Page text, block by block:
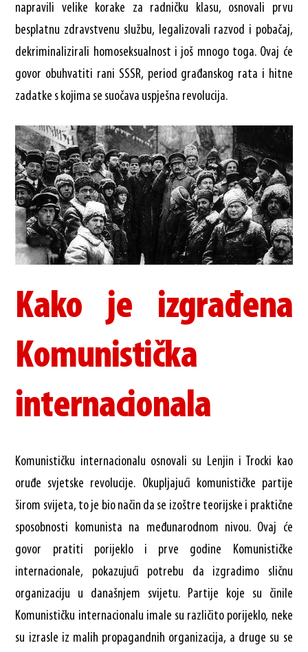
napravili velike korake za radničku klasu, osnovali prvu
besplatnu zdravstvenu službu, legalizovali razvod i pobačaj,
dekriminalizirali homoseksualnost i još mnogo toga. Ovaj će
govor obuhvatiti rani SSSR, period građanskog rata i hitne
zadatke s kojima se suočava uspješna revolucija.
Kako je izgrađena
Komunistička
internacionala
Komunističku internacionalu osnovali su Lenjin i Trocki kao
oruđe svjetske revolucije. Okupljajući komunističke partije
širom svijeta, to je bio način da se izoštre teorijske i praktične
sposobnosti komunista na međunarodnom nivou. Ovaj će
govor pratiti porijeklo i prve godine Komunističke
internacionale, pokazujući potrebu da izgradimo sličnu
organizaciju u današnjem svijetu. Partije koje su činile
Komunističku internacionalu imale su različito porijeklo, neke
su izrasle iz malih propagandnih organizacija, a druge su se